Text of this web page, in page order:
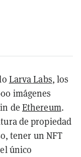
Larva Labs, los
imágenes
de Ethereum.
de propiedad
tener un NFT
único